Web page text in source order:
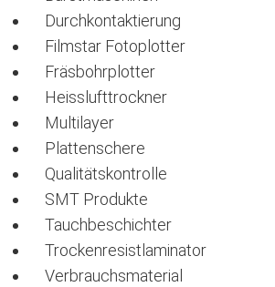
Durchkontaktierung
Filmstar Fotoplotter
Fräsbohrplotter
Heisslufttrockner
Multilayer
Plattenschere
Qualitätskontrolle
SMT Produkte
Tauchbeschichter
Trockenresistlaminator
Verbrauchsmaterial